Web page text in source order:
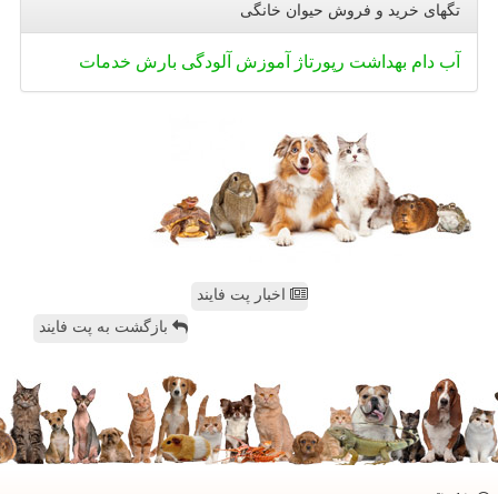
تگهای خرید و فروش حیوان خانگی
آب دام بهداشت رپورتاژ آموزش آلودگی بارش خدمات
اخبار پت فایند
بازگشت به پت فایند